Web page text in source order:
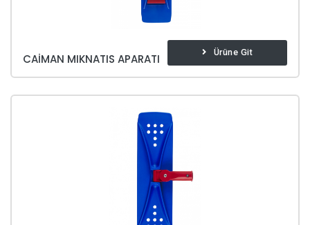
CAIMAN MIKNATIS APARATI Ürüne Git